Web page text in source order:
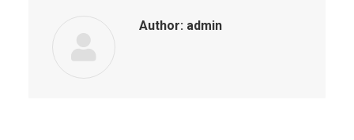
Author: admin